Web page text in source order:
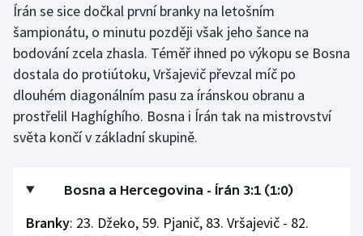
Írán se sice dočkal první branky na letošním
šampionátu, o minutu později však jeho šance na
bodování zcela zhasla. Téměř ihned po výkopu se Bosna
dostala do protiútoku, Vršajevič převzal míč po
dlouhém diagonálním pasu za íránskou obranu a
prostřelil Haghíghího. Bosna i Írán tak na mistrovství
světa končí v základní skupině.
Bosna a Hercegovina - Írán 3:1 (1:0)
Branky: 23. Džeko, 59. Pjanič, 83. Vršajevič - 82.